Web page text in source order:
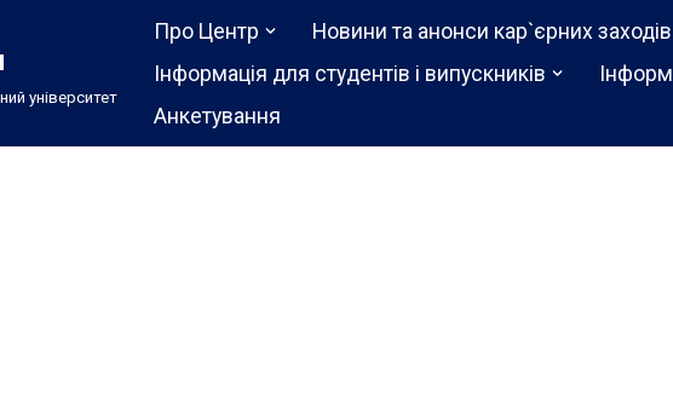
університет
Про Центр Новини та анонси кар`єрних
Інформація для студентів і випускників
Анкетування